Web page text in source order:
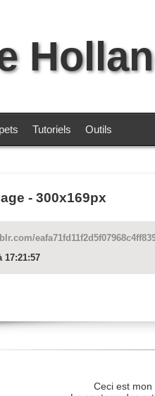
Tutoriels Outils
- 300x169px
17:21:57
Ceci est mon